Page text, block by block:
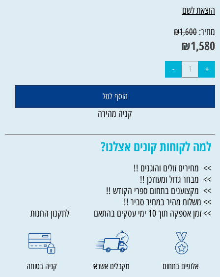
הוצאת לשם
מחיר:
₪1,600
₪1,580
הוסף לסל
קניה מהירה
למה לקוחות קונים אצלנו?
>> מחירים זולים והוגנים !!
>> מבחר גדול ומעודכן !!
>> מקצוענים בתחום ספרי הקודש !!
>> משלוח מהיר במחיר סביר !!
>> זמן אספקה תוך 10 ימי עסקים בהתאם לתקנון החנות
אלופים בתחום מקבלים אשראי קניה בטוחה